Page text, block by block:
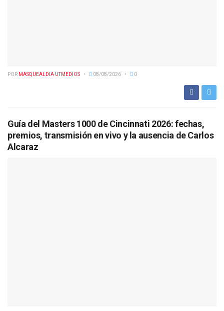
POR MASQUEALDIA UTMEDIOS 08/08/2026 0
Guía del Masters 1000 de Cincinnati 2026: fechas,
premios, transmisión en vivo y la ausencia de Carlos
Alcaraz